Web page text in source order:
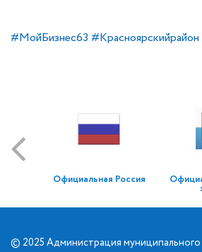
#МойБизнес63 #Красноярскийрайон
Официальная Россия
© 2025 Администрация муниципального